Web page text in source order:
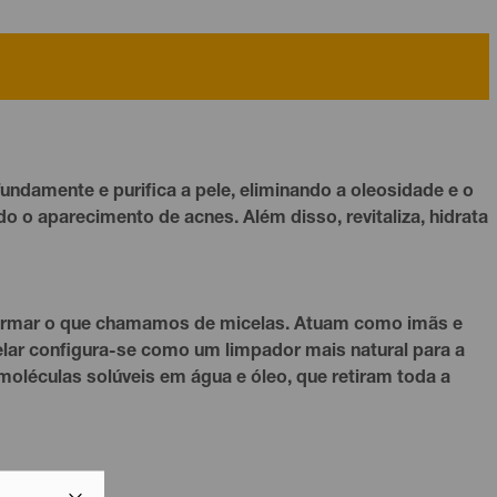
e purifica a pele, eliminando a oleosidade e o
o aparecimento de acnes. Além disso, revitaliza, hidrata
o que chamamos de micelas. Atuam como imãs e
configura-se como um limpador mais natural para a
solúveis em água e óleo, que retiram toda a